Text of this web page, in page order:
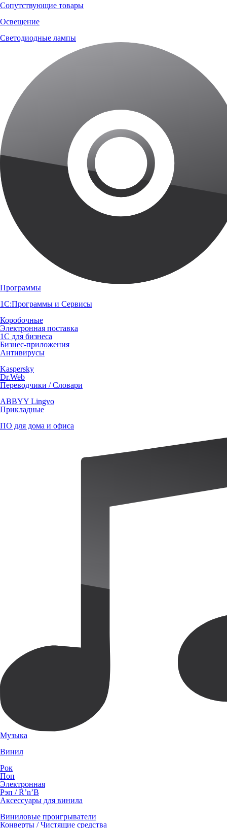
Сопутствующие товары
Освещение
Светодиодные лампы
Программы
1С:Программы и Сервисы
Коробочные
Электронная поставка
1С для бизнеса
Бизнес-приложения
Антивирусы
Kaspersky
Dr.Web
Переводчики / Словари
ABBYY Lingvo
Прикладные
ПО для дома и офиса
Музыка
Винил
Рок
Поп
Электронная
Рэп / R’n’B
Аксессуары для винила
Виниловые проигрыватели
Конверты / Чистящие средства